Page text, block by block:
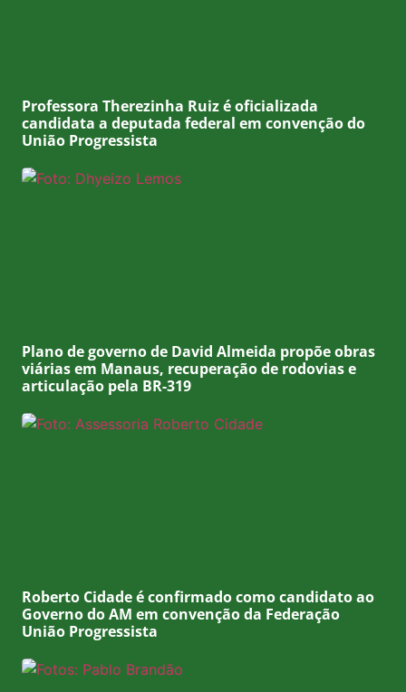
Professora Therezinha Ruiz é oficializada
candidata a deputada federal em convenção do
União Progressista
Plano de governo de David Almeida propõe obras
viárias em Manaus, recuperação de rodovias e
articulação pela BR-319
Roberto Cidade é confirmado como candidato ao
Governo do AM em convenção da Federação
União Progressista